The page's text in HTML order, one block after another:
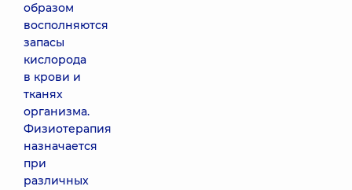
образом
восполняются
запасы
кислорода
в крови и
тканях
организма.
Физиотерапия
назначается
при
различных